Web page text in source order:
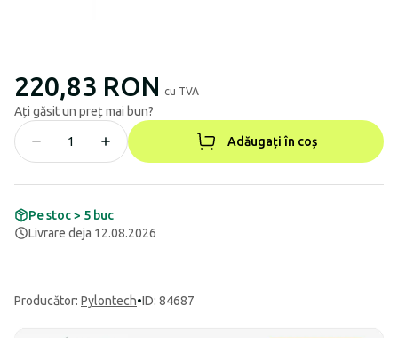
220,83 RON cu TVA
Ați găsit un preț mai bun?
Adăugați în coș
Pe stoc > 5 buc
Livrare deja 12.08.2026
Producător: Pylontech•ID: 84687